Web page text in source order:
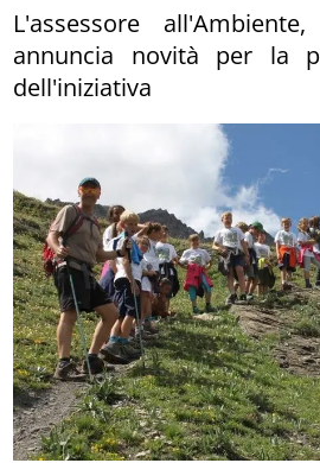
L'assessore
annuncia novità per la
dell'iniziativa